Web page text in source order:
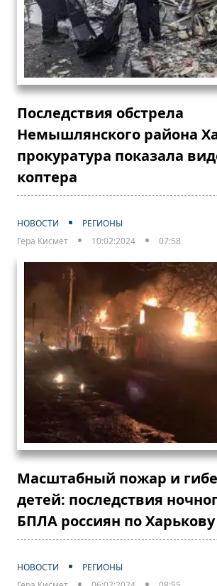
Последствия обстрела
Немышлянского района
прокуратура показала
коптера
НОВОСТИ
РЕГИОНЫ
Гера Кисмет
10:02:2024 07:58
Масштабный пожар и
детей: последствия
БПЛА россиян по Харькову
НОВОСТИ
РЕГИОНЫ